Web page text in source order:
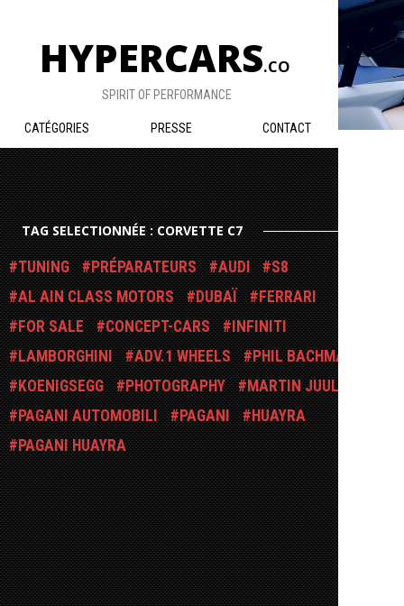
HYPERCARS.CO
SPIRIT OF PERFORMANCE
CATÉGORIES PRESSE CONTACT
TAG SELECTIONNÉE : CORVETTE C7
TUNING PRÉPARATEURS AUDI
S8
AL AIN CLASS MOTORS
DUBAÏ
FERRARI
FOR SALE
CONCEPT-CARS
INFINITI
LAMBORGHINI
ADV.1 WHEELS
PHIL BACHMAN
KOENIGSEGG
PHOTOGRAPHY
MARTIN JUUL
PAGANI AUTOMOBILI
PAGANI
HUAYRA
PAGANI HUAYRA